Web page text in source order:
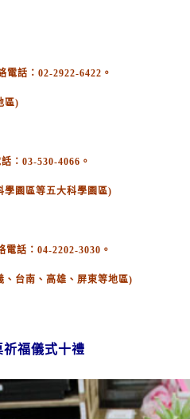
電話：02-2922-6422。
區)
：03-530-4066。
學園區等五大科學園區)
電話：04-2202-3030。
台南、高雄、屏東等地區)
祈福儀式十禮